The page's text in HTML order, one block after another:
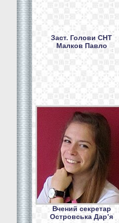
Заст. Голови СНТ
Малков Павло
Вчений секретар
Островська Дар’я